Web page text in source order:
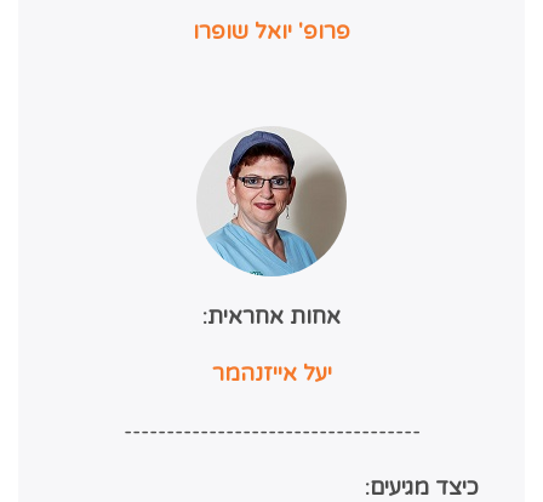
פרופ' יואל שופרו
אחות אחראית:
יעל אייזנהמר
-----------------------------------
כיצד מגיעים: